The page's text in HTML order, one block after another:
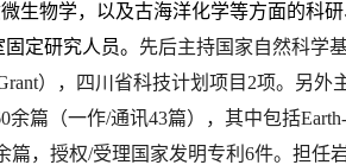
生物学，以及古海洋化学等方面的科
定研究人员。 先后主持国家自然科学
），四川省科技计划项目2项。另外
（一作/通讯43篇），其中包括Earth-
余篇，授权/受理国家发明专利6件。担